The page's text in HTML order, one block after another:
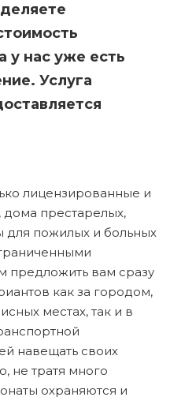
у нас уже есть
Услуга
лицензированные и
престарелых,
для пожилых и больных
вам сразу
как за городом,
местах, так и в
навещать своих
не тратя много
охраняются и